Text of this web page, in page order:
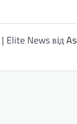
| Elite News від